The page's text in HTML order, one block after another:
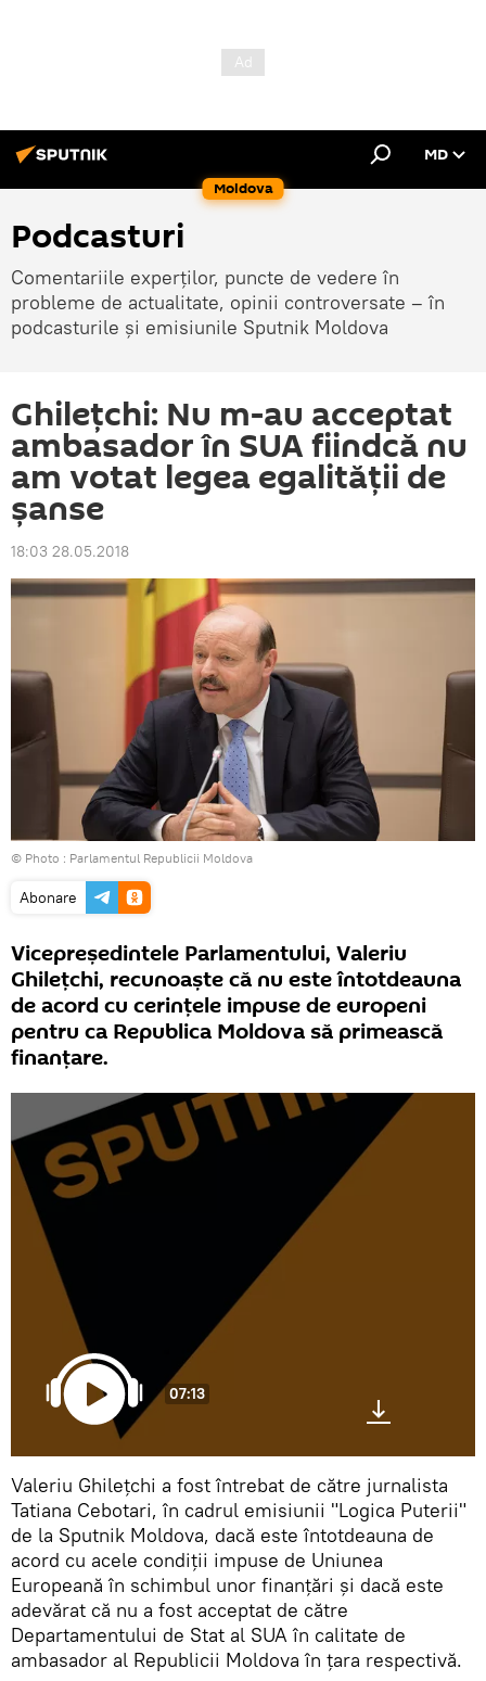
Moldova
MD
Podcasturi
Comentariile experților, puncte de vedere în
probleme de actualitate, opinii controversate – în
podcasturile și emisiunile Sputnik Moldova
Ghilețchi: Nu m-au acceptat
ambasador în SUA fiindcă nu
am votat legea egalității de
șanse
18:03 28.05.2018
© Photo : Parlamentul Republicii Moldova
Abonare
Vicepreședintele Parlamentului, Valeriu
Ghilețchi, recunoaște că nu este întotdeauna
de acord cu cerințele impuse de europeni
pentru ca Republica Moldova să primească
finanțare.
07:13
Valeriu Ghilețchi a fost întrebat de către jurnalista
Tatiana Cebotari, în cadrul emisiunii "Logica Puterii"
de la Sputnik Moldova, dacă este întotdeauna de
acord cu acele condiții impuse de Uniunea
Europeană în schimbul unor finanțări și dacă este
adevărat că nu a fost acceptat de către
Departamentului de Stat al SUA în calitate de
ambasador al Republicii Moldova în țara respectivă.